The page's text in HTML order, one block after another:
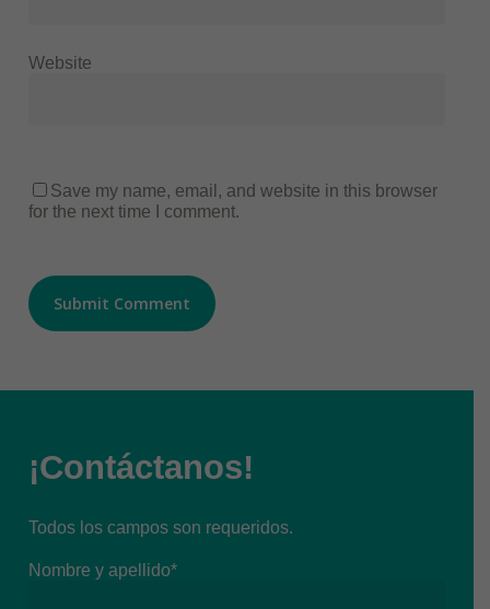
Website
Save my name, email, and website in this browser
for the next time I comment.
¡Contáctanos!
Todos los campos son requeridos.
Nombre y apellido*